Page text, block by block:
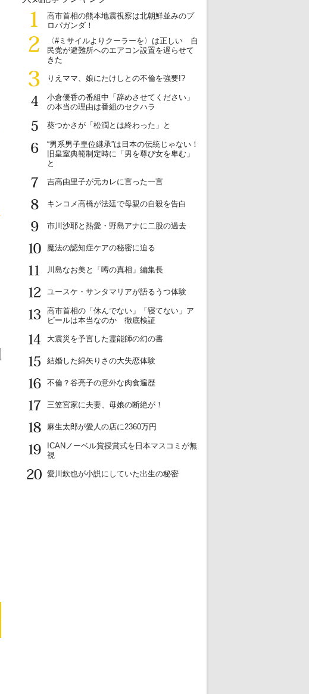
1
高市首相の熊本地震視察は北朝鮮並みのプ
ロパガンダ！
2
〈#ミサイルよりクーラーを〉は正しい 自
民党が避難所へのエアコン設置を遅らせて
きた
3
りえママ、娘にたけしとの不倫を強要!?
4
小倉優香の番組中「辞めさせてください」
の本当の理由は番組のセクハラ
5
葵つかさが「松潤とは終わった」と
6
“男系男子皇位継承”は日本の伝統じゃない！
旧皇室典範制定時に「男を尊び女を卑む」
と
7
吉高由里子が元カレに言った一言
8
キンコメ高橋が法廷で母親の自殺を告白
9
市川沙耶と熱愛・野島アナに二股の過去
10
魔法の認知症ケアの秘密に迫る
11
川島なお美と「噂の真相」編集長
12
ユースケ・サンタマリアが語るうつ体験
13
高市首相の「休んでない」「寝てない」ア
ピールは本当なのか 徹底検証
14
大震災を予言した霊能師の幻の書
15
結婚した綿矢りさの大失恋体験
16
不倫？谷亮子の意外な肉食遍歴
17
三笠宮家に夫妻、母娘の断絶が！
18
麻生太郎が愛人の店に2360万円
19
ICANノーベル賞授賞式を日本マスコミが無
視
20
愛川欽也が小説にしていた出生の秘密